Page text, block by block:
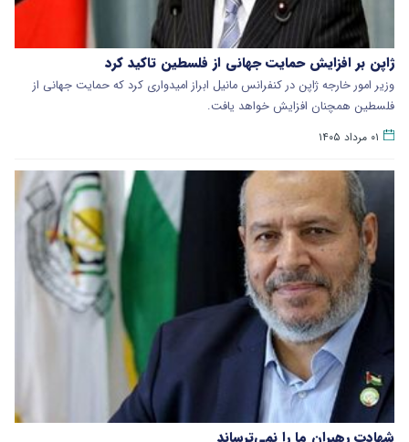
ژاپن بر افزایش حمایت جهانی از فلسطین تاکید کرد
وزیر امور خارجه ژاپن در کنفرانس مانیل ابراز امیدواری کرد که حمایت جهانی از
فلسطین همچنان افزایش خواهد یافت.
۰۱ مرداد ۱۴۰۵